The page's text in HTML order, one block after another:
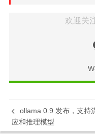
欢迎关
ollama 0.9 发布，支持
应和推理模型